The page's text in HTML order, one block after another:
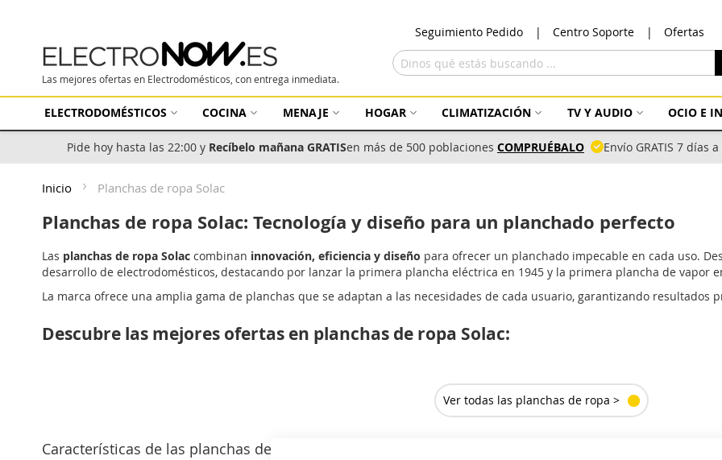
Seguimiento Pedido Centro Soporte Ofertas
Las mejores ofertas en Electrodomésticos, con entrega inmediata.
ELECTRODOMÉSTICOS COCINA MENAJE HOGAR CLIMATIZACIÓN TV Y AUDIO OCIO E
Pide hoy hasta las 22:00 y Recíbelo mañana GRATISen más de 500 poblaciones COMPRUÉBALO Envío GRATIS 7 días
Inicio Planchas de ropa Solac
Planchas de ropa Solac: Tecnología y diseño para un planchado perfecto
Las planchas de ropa Solac combinan innovación, eficiencia y diseño para ofrecer un planchado impecable en cada uso.
desarrollo de electrodomésticos, destacando por lanzar la primera plancha eléctrica en 1945 y la primera plancha de vapor
La marca ofrece una amplia gama de planchas que se adaptan a las necesidades de cada usuario, garantizando resultados
Descubre las mejores ofertas en planchas de ropa Solac:
Ver todas las planchas de ropa >
Características de las planchas de ropa Solac